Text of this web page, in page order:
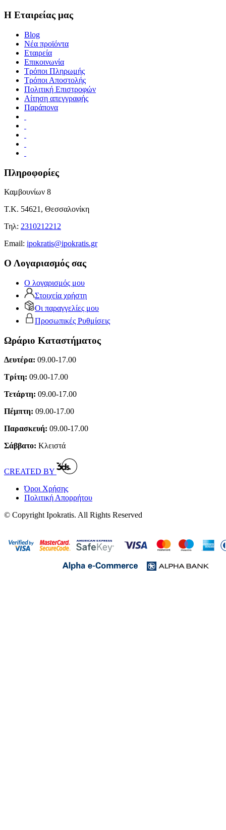
Η Εταιρείας μας
Blog
Νέα προϊόντα
Εταιρεία
Επικοινωνία
Τρόποι Πληρωμής
Τρόποι Αποστολής
Πολιτική Επιστροφών
Αίτηση απεγγραφής
Παράπονα
Πληροφορίες
Καμβουνίων 8
Τ.Κ. 54621, Θεσσαλονίκη
Τηλ: 2310212212
Εmail: ipokratis@ipokratis.gr
Ο Λογαριασμός σας
Ο λογαρισμός μου
Στοιχεία χρήστη
Οι παραγγελίες μου
Προσωπικές Ρυθμίσεις
Ωράριο Καταστήματος
Δευτέρα: 09.00-17.00
Τρίτη: 09.00-17.00
Τετάρτη: 09.00-17.00
Πέμπτη: 09.00-17.00
Παρασκευή: 09.00-17.00
Σάββατο: Κλειστά
CREATED BY
Όροι Χρήσης
Πολιτική Απορρήτου
© Copyright Ipokratis. All Rights Reserved